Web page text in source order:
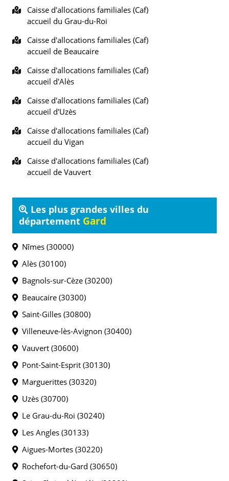
Caisse d'allocations familiales (Caf)
accueil du Grau-du-Roi
Caisse d'allocations familiales (Caf)
accueil de Beaucaire
Caisse d'allocations familiales (Caf)
accueil d'Alès
Caisse d'allocations familiales (Caf)
accueil d'Uzès
Caisse d'allocations familiales (Caf)
accueil du Vigan
Caisse d'allocations familiales (Caf)
accueil de Vauvert
Les plus grandes villes du
département Gard
Nîmes (30000)
Alès (30100)
Bagnols-sur-Cèze (30200)
Beaucaire (30300)
Saint-Gilles (30800)
Villeneuve-lès-Avignon (30400)
Vauvert (30600)
Pont-Saint-Esprit (30130)
Marguerittes (30320)
Uzès (30700)
Le Grau-du-Roi (30240)
Les Angles (30133)
Aigues-Mortes (30220)
Rochefort-du-Gard (30650)